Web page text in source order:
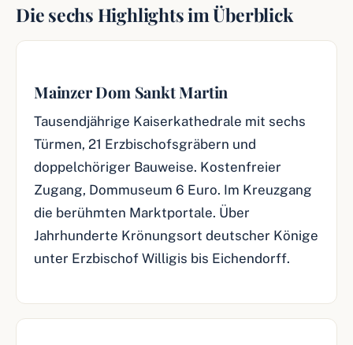
Die sechs Highlights im Überblick
Mainzer Dom Sankt Martin
Tausendjährige Kaiserkathedrale mit sechs
Türmen, 21 Erzbischofsgräbern und
doppelchöriger Bauweise. Kostenfreier
Zugang, Dommuseum 6 Euro. Im Kreuzgang
die berühmten Marktportale. Über
Jahrhunderte Krönungsort deutscher Könige
unter Erzbischof Willigis bis Eichendorff.